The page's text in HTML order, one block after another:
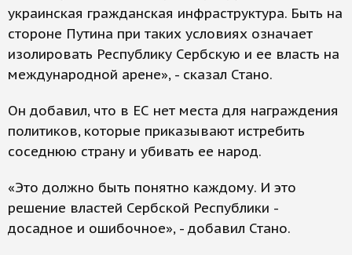
украинская гражданская инфраструктура. Быть на
стороне Путина при таких условиях означает
изолировать Республику Сербскую и ее власть на
международной арене», - сказал Стано.
Он добавил, что в ЕС нет места для награждения
политиков, которые приказывают истребить
соседнюю страну и убивать ее народ.
«Это должно быть понятно каждому. И это
решение властей Сербской Республики -
досадное и ошибочное», - добавил Стано.